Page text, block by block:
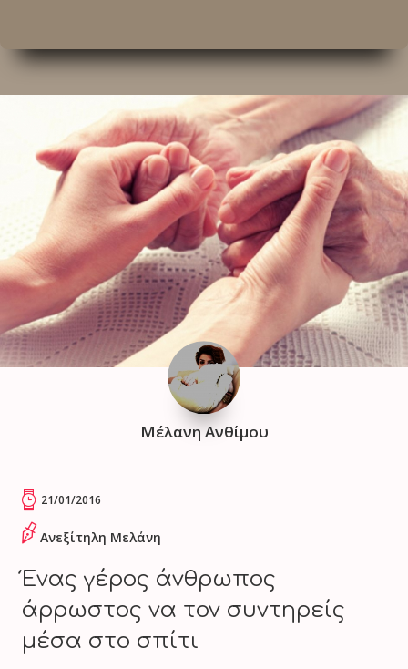
Μέλανη Ανθίμου
21/01/2016
Ανεξίτηλη Mελάνη
Ένας γέρος άνθρωπος
άρρωστος να τον συντηρείς
μέσα στο σπίτι